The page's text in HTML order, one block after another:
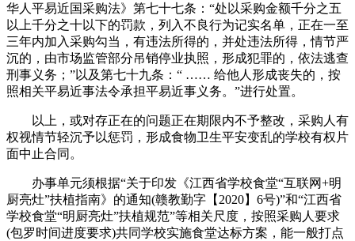
华人平易近国采购法》第七十七条：“处以采购金额千分之五
以上千分之十以下的罚款，列入不良行为记实名单，正在一至
三年内加入采购勾当，有违法所得的，并处违法所得，情节严
沉的，由市场监管部分吊销停业执照，形成犯罪的，依法逃查
刑事义务；”以及第七十九条：“ …… 给他人形成丧失的，按
照相关平易近事法令承担平易近事义务。”进行处置。
以上，或对存正在的问题正在期限内不予整改，采购人有
权视情节轻沉予以惩罚，形成食物卫生平安变乱的学校有权片
面中止合同。
办事单元须根据“关于印发《江西省学校食堂“互联网+明
厨亮灶”扶植指南》的通知(赣教勤字【2020】6号)”和“江西省
学校食堂“明厨亮灶”扶植规范”等相关尺度，按照采购人要求
(包罗时间进度要求)共同学校实施食堂达标方案，能一般打点